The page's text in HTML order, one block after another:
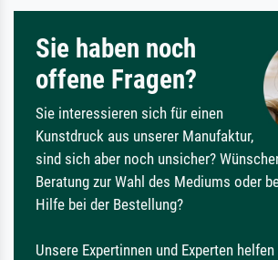
Sie haben noch
offene Fragen?
Sie interessieren sich für einen
Kunstdruck aus unserer Manufaktur,
sind sich aber noch unsicher?
Beratung zur Wahl des Mediums oder
Hilfe bei der Bestellung?
Unsere Expertinnen und Experten